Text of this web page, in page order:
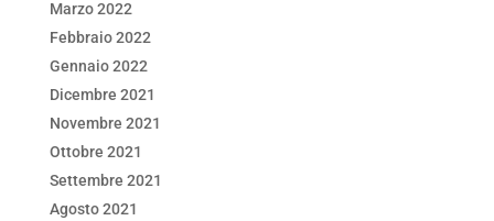
Marzo 2022
Febbraio 2022
Gennaio 2022
Dicembre 2021
Novembre 2021
Ottobre 2021
Settembre 2021
Agosto 2021